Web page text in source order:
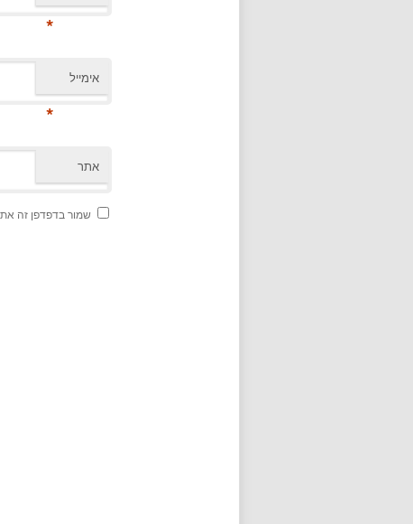
*
אימייל
*
אתר
שמור בדפדפן זה